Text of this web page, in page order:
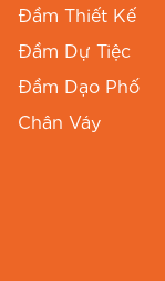
Đầm Thiết Kế
Đầm Dự Tiệc
Đầm Dạo Phố
Chân Váy